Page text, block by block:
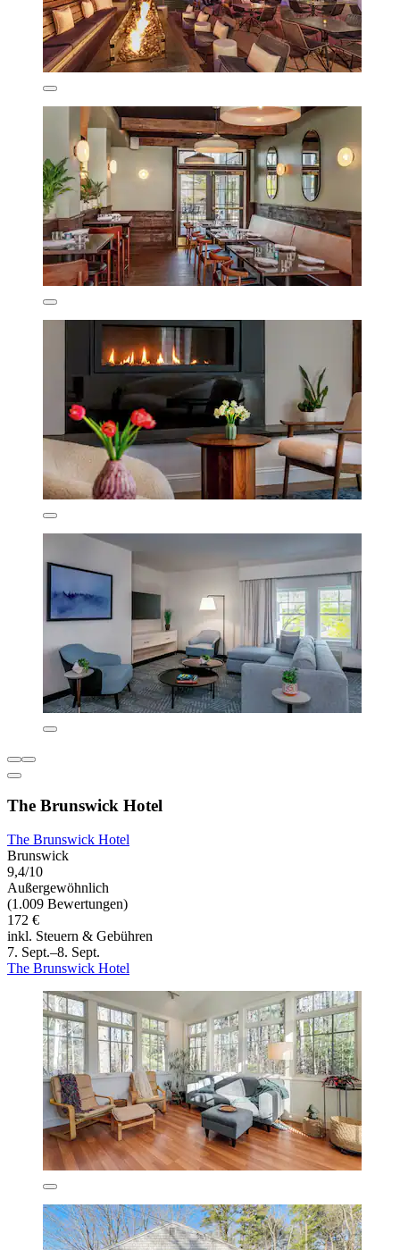
The Brunswick Hotel
The Brunswick Hotel
Brunswick
9,4/10
Außergewöhnlich
(1.009 Bewertungen)
172 €
inkl. Steuern & Gebühren
7. Sept.–8. Sept.
The Brunswick Hotel